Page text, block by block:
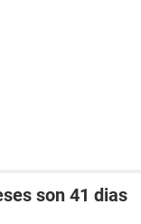
son 41 dias